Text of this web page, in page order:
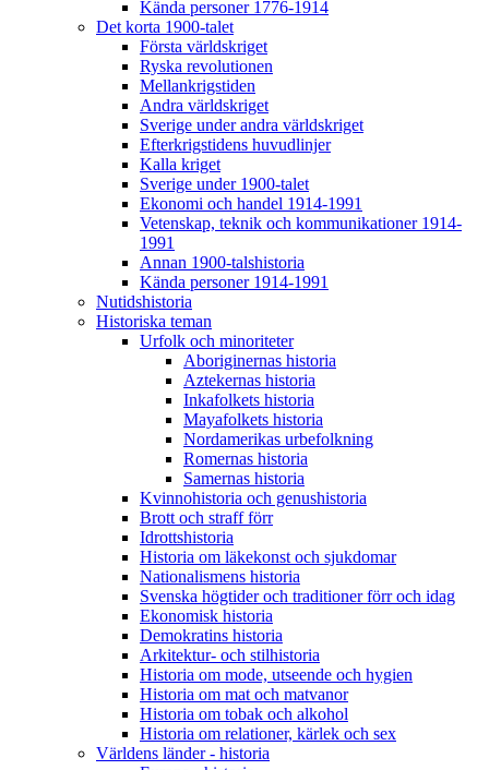
Kända personer 1776-1914
Det korta 1900-talet
Första världskriget
Ryska revolutionen
Mellankrigstiden
Andra världskriget
Sverige under andra världskriget
Efterkrigstidens huvudlinjer
Kalla kriget
Sverige under 1900-talet
Ekonomi och handel 1914-1991
Vetenskap, teknik och kommunikationer 1914-
1991
Annan 1900-talshistoria
Kända personer 1914-1991
Nutidshistoria
Historiska teman
Urfolk och minoriteter
Aboriginernas historia
Aztekernas historia
Inkafolkets historia
Mayafolkets historia
Nordamerikas urbefolkning
Romernas historia
Samernas historia
Kvinnohistoria och genushistoria
Brott och straff förr
Idrottshistoria
Historia om läkekonst och sjukdomar
Nationalismens historia
Svenska högtider och traditioner förr och idag
Ekonomisk historia
Demokratins historia
Arkitektur- och stilhistoria
Historia om mode, utseende och hygien
Historia om mat och matvanor
Historia om tobak och alkohol
Historia om relationer, kärlek och sex
Världens länder - historia